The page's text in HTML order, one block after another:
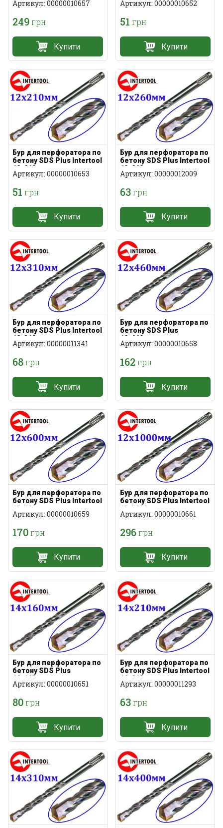
Артикул: 00000010657
249грн
Купити
Артикул: 00000010652
51 грн
Купити
Бур для перфоратора по
бетону SDS Plus Intertool
12х210мм
Артикул: 00000010653
51 грн
Купити
Бур для перфоратора по
бетону SDS Plus Intertool
12х260мм
Артикул: 00000012009
63грн
Купити
Бур для перфоратора по
бетону SDS Plus Intertool
12х310мм
Артикул: 00000011341
68грн
Купити
Бур для перфоратора по
бетону SDS Plus
12х460мм
Артикул: 00000010658
162 грн
Купити
Бур для перфоратора по
бетону SDS Plus Intertool
12х600мм
Артикул: 00000010659
170грн
Купити
Бур для перфоратора по
бетону SDS Plus Intertool
12х1000мм
Артикул: 00000010661
296грн
Купити
Бур для перфоратора по
бетону SDS Plus
14х160мм
Артикул: 00000010651
80грн
Купити
Бур для перфоратора по
бетону SDS Plus Intertool
14х210мм
Артикул: 00000011293
63грн
Купити